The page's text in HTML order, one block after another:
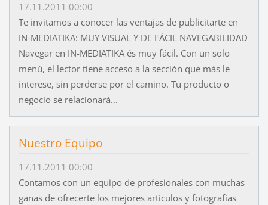
17.11.2011 00:00
Te invitamos a conocer las ventajas de publicitarte en
IN-MEDIATIKA: MUY VISUAL Y DE FÁCIL NAVEGABILIDAD
Navegar en IN-MEDIATIKA és muy fácil. Con un solo
menú, el lector tiene acceso a la sección que más le
interese, sin perderse por el camino. Tu producto o
negocio se relacionará...
Nuestro Equipo
17.11.2011 00:00
Contamos con un equipo de profesionales con muchas
ganas de ofrecerte los mejores artículos y fotografías